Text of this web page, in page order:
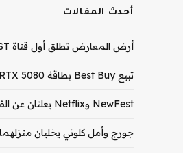
أحدث المقالات
أرض المعارض تطلق أول قناة FAST حصرية للذكاء الاصطناعي
تبيع Best Buy بطاقة RTX 5080 بسعر أعلى من سعر MSRP الخاص بـ RTX 5090
NewFest وNetflix يعلنان عن الفائزين بمنحة المخرجين الجدد لعام 2026
جورج وأمل كلوني يخليان